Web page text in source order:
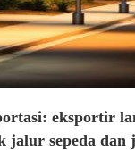
eksportir
jalur sepeda dan